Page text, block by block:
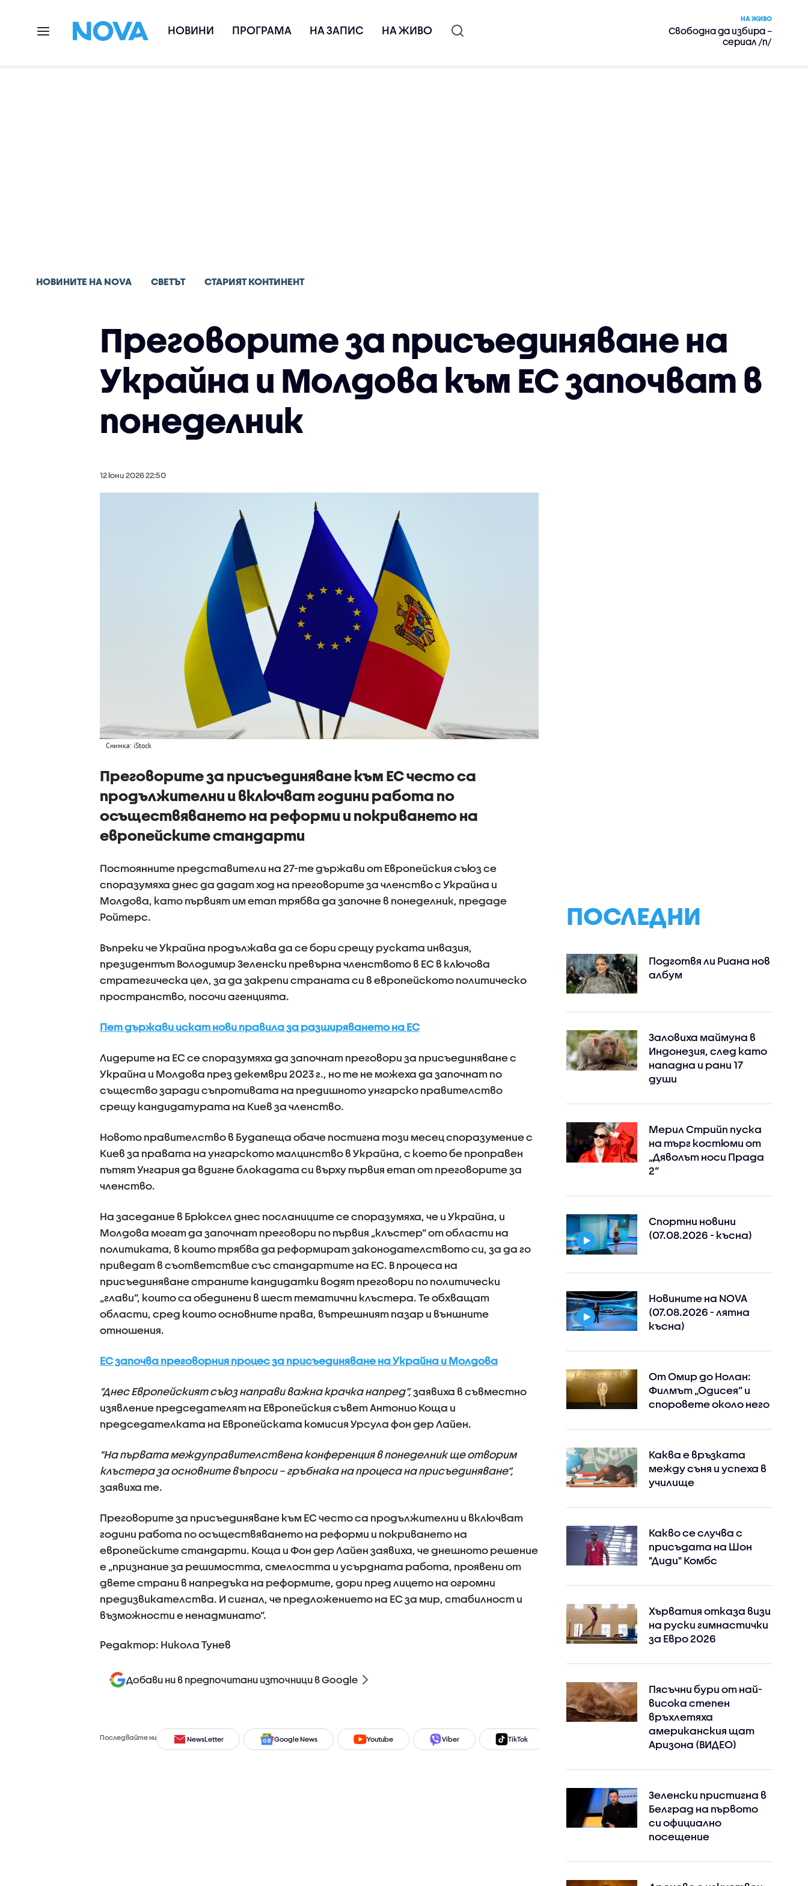
НОВИНИ ПРОГРАМА НА ЗАПИС НА ЖИВО
НА ЖИВО
Свободна да избира –
сериал /п/
НОВИНИТЕ НА NOVA СВЕТЪТ СТАРИЯТ КОНТИНЕНТ
Преговорите за присъединяване на
Украйна и Молдова към ЕС започват в
понеделник
12 юни 2026 22:50
Снимка: iStock
Преговорите за присъединяване към ЕС често са
продължителни и включват години работа по
осъществяването на реформи и покриването на
европейските стандарти
Постоянните представители на 27-те държави от Европейския съюз се
споразумяха днес да дадат ход на преговорите за членство с Украйна и
Молдова, като първият им етап трябва да започне в понеделник, предаде
Ройтерс.
Въпреки че Украйна продължава да се бори срещу руската инвазия,
президентът Володимир Зеленски превърна членството в ЕС в ключова
стратегическа цел, за да закрепи страната си в европейското политическо
пространство, посочи агенцията.
Пет държави искат нови правила за разширяването на ЕС
Лидерите на ЕС се споразумяха да започнат преговори за присъединяване с
Украйна и Молдова през декември 2023 г., но те не можеха да започнат по
същество заради съпротивата на предишното унгарско правителство
срещу кандидатурата на Киев за членство.
Новото правителство в Будапеща обаче постигна този месец споразумение с
Киев за правата на унгарското малцинство в Украйна, с което бе проправен
пътят Унгария да вдигне блокадата си върху първия етап от преговорите за
членство.
На заседание в Брюксел днес посланиците се споразумяха, че и Украйна, и
Молдова могат да започнат преговори по първия „клъстер“ от области на
политиката, в които трябва да реформират законодателството си, за да го
приведат в съответствие със стандартите на ЕС. В процеса на
присъединяване страните кандидатки водят преговори по политически
„глави“, които са обединени в шест тематични клъстера. Те обхващат
области, сред които основните права, вътрешният пазар и външните
отношения.
ЕС започва преговорния процес за присъединяване на Украйна и Молдова
"Днес Европейският съюз направи важна крачка напред“,заявиха в съвместно
изявление председателят на Европейския съвет Антонио Коща и
председателката на Европейската комисия Урсула фон дер Лайен.
"На първата междуправителствена конференция в понеделник ще отворим
клъстера за основните въпроси – гръбнака на процеса на присъединяване“,
заявиха те.
Преговорите за присъединяване към ЕС често са продължителни и включват
години работа по осъществяването на реформи и покриването на
европейските стандарти. Коща и Фон дер Лайен заявиха, че днешното решение
е „признание за решимостта, смелостта и усърдната работа, проявени от
двете страни в напредъка на реформите, дори пред лицето на огромни
предизвикателства. И сигнал, че предложението на ЕС за мир, стабилност и
възможности е ненадминато“.
Редактор: Никола Тунев
Добави ни в предпочитани източници в Google
Последвайте ни NewsLetter Google News Youtube Viber TikTok
ПОСЛЕДНИ
Подготвя ли Риана нов
албум
Заловиха маймуна в
Индонезия, след като
нападна и рани 17
души
Мерил Стрийп пуска
на търг костюми от
„Дяволът носи Прада
2“
Спортни новини
(07.08.2026 - късна)
Новините на NOVA
(07.08.2026 - лятна
късна)
От Омир до Нолан:
Филмът „Одисея” и
споровете около него
Каква е връзката
между съня и успеха в
училище
Какво се случва с
присъдата на Шон
"Диди" Комбс
Хърватия отказа визи
на руски гимнастички
за Евро 2026
Пясъчни бури от най-
висока степен
връхлетяха
американския щат
Аризона (ВИДЕО)
Зеленски пристигна в
Белград на първото
си официално
посещение